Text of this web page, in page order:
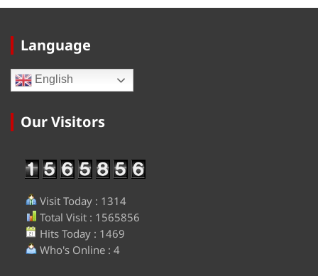
Language
English
Our Visitors
Visit Today : 1314
Total Visit : 1565856
Hits Today : 1469
Who's Online : 4